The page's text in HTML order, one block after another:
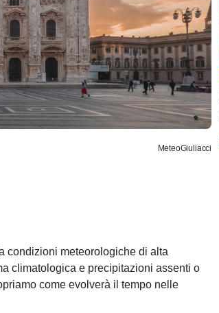
MeteoGiuliacci
condizioni meteorologiche di alta
climatologica e precipitazioni assenti o
come evolverà il tempo nelle